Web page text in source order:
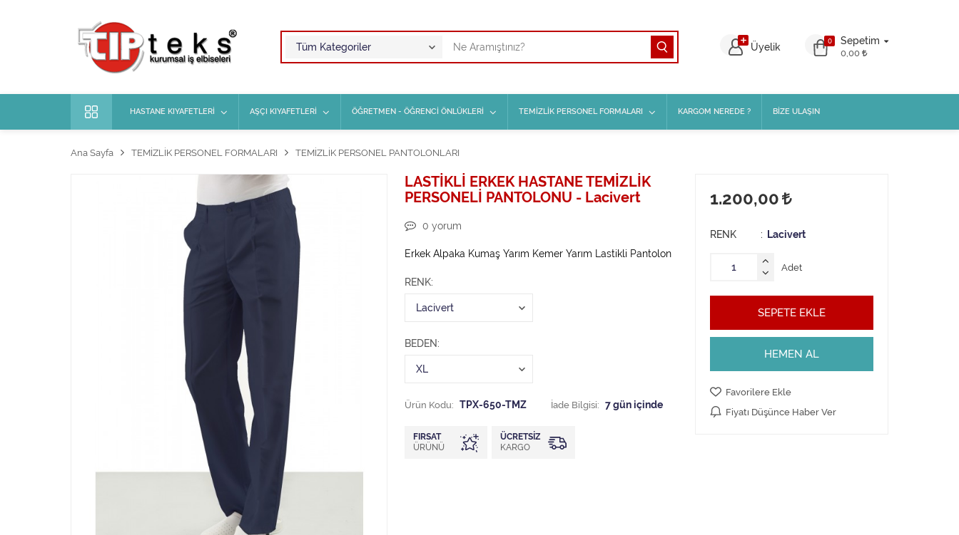
0 Sepetim
0,00
Üyelik
HASTANE KIYAFETLERİ AŞÇI KIYAFETLERİ ÖĞRETMEN - ÖĞRENCİ ÖNLÜKLERİ TEMİZLİK PERSONEL FORMALARI KARGOM NEREDE ? BİZE ULAŞIN
Ana Sayfa TEMİZLİK PERSONEL FORMALARI TEMİZLİK PERSONEL PANTOLONLARI
LASTİKLİ ERKEK HASTANE TEMİZLİK
PERSONELİ PANTOLONU - Lacivert
0 yorum
Erkek Alpaka Kumaş Yarım Kemer Yarım Lastikli Pantolon
RENK
BEDEN
Ürün Kodu: TPX-650-TMZ İade Bilgisi:
FIRSAT
ÜRÜNÜ
ÜCRETSIZ
KARGO
1.200,00
RENK Lacivert
Adet
SEPETE EKLE
HEMEN AL
Favorilere Ekle
Fiyatı Düşünce Haber Ver